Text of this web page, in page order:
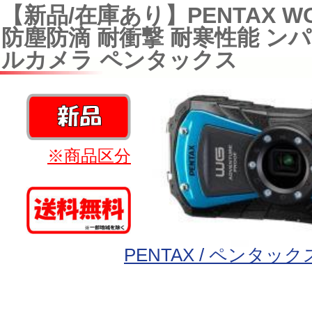
【新品/在庫あり】PENTAX
防塵防滴 耐衝撃 耐寒性能 ン
ルカメラ ペンタックス
※商品区分
PENTAX / ペンタック